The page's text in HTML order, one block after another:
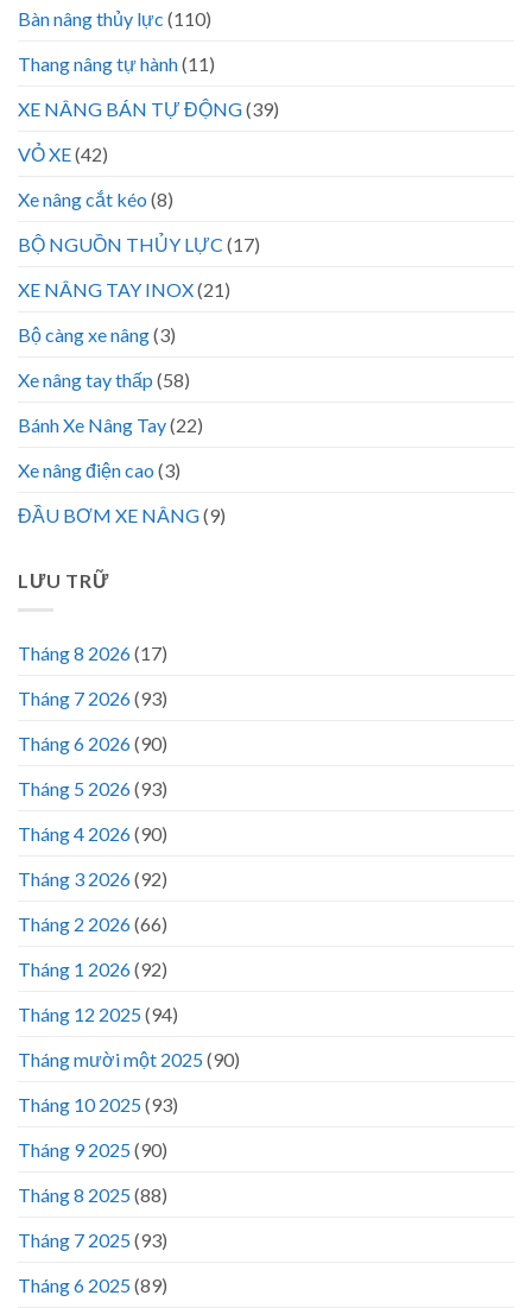
Bàn nâng thủy lực (110)
Thang nâng tự hành(11)
XE NÂNG BÁN TỰ ĐỘNG(39)
VỎ XE(42)
Xe nâng cắt kéo (8)
BỘ NGUỒN THỦY LỰC (17)
XE NÂNG TAY INOX(21)
Bộ càng xe nâng(3)
Xe nâng tay thấp (58)
Bánh Xe Nâng Tay(22)
Xe nâng điện cao (3)
ĐẦU BƠM XE NÂNG(9)
LƯU TRỮ
Tháng 8 2026(17)
Tháng 7 2026(93)
Tháng 6 2026(90)
Tháng 5 2026(93)
Tháng 4 2026(90)
Tháng 3 2026(92)
Tháng 2 2026(66)
Tháng 1 2026(92)
Tháng 12 2025(94)
Tháng mười một 2025(90)
Tháng 10 2025(93)
Tháng 9 2025(90)
Tháng 8 2025(88)
Tháng 7 2025(93)
Tháng 6 2025(89)